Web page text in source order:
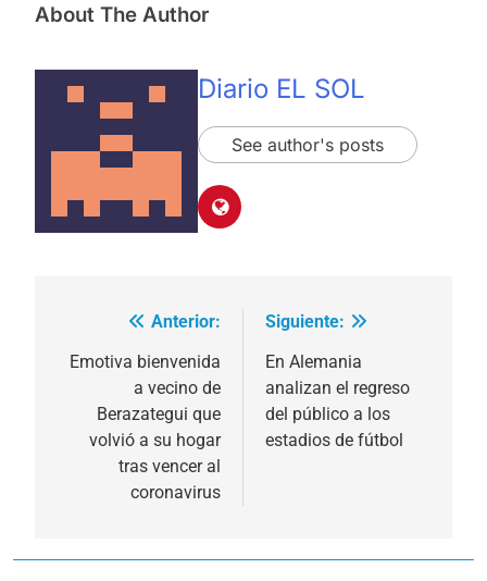
About The Author
Diario EL SOL
See author's posts
Navegación
de
entradas
Anterior:
Emotiva bienvenida
a vecino de
Berazategui que
volvió a su hogar
tras vencer al
coronavirus
Siguiente:
En Alemania
analizan el regreso
del público a los
estadios de fútbol